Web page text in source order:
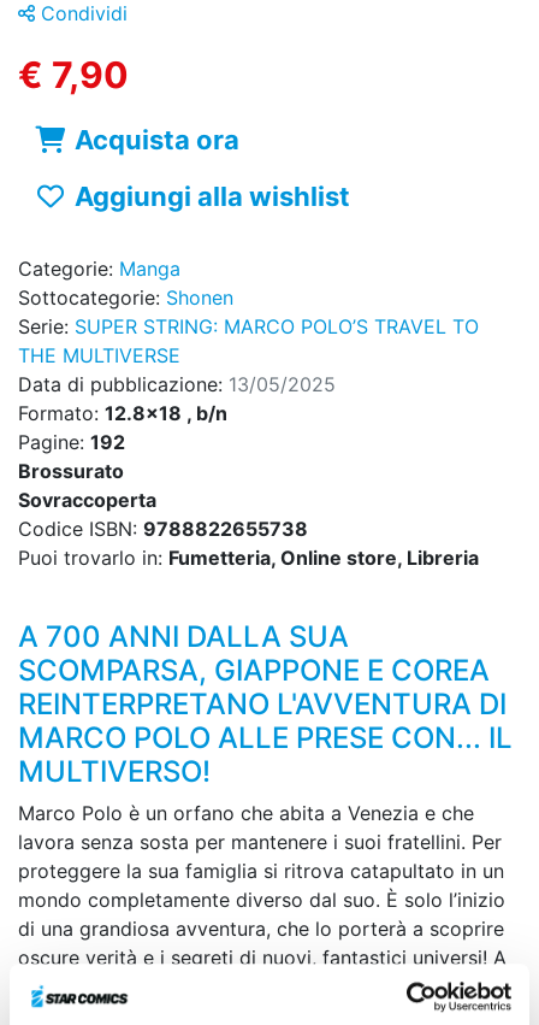
Condividi
€ 7,90
Acquista ora
Aggiungi alla wishlist
Categorie: Manga
Sottocategorie: Shonen
Serie: SUPER STRING: MARCO POLO’S TRAVEL TO
THE MULTIVERSE
Data di pubblicazione: 13/05/2025
Formato: 12.8x18 , b/n
Pagine: 192
Brossurato
Sovraccoperta
Codice ISBN: 9788822655738
Puoi trovarlo in: Fumetteria, Online store, Libreria
A 700 ANNI DALLA SUA
SCOMPARSA, GIAPPONE E COREA
REINTERPRETANO L'AVVENTURA DI
MARCO POLO ALLE PRESE CON... IL
MULTIVERSO!
Marco Polo è un orfano che abita a Venezia e che
lavora senza sosta per mantenere i suoi fratellini. Per
proteggere la sua famiglia si ritrova catapultato in un
mondo completamente diverso dal suo. È solo l’inizio
di una grandiosa avventura, che lo porterà a scoprire
oscure verità e i segreti di nuovi, fantastici universi! A
settecento anni dalla sua scomparsa, Giappone e
Corea reinterpretano l’avventura di Marco Polo alle